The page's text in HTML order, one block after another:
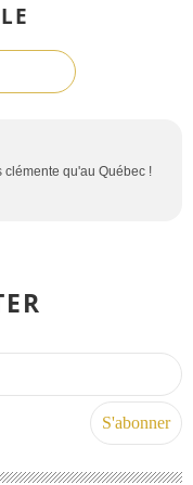
clémente qu'au Québec !